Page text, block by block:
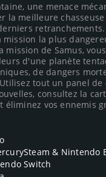
une menace
la meilleure
retranchements.
mission la plus
mission de Samus,
d'une planète
de dangers
tout un panel de
consultez la
éliminez vos ennemis
& Nintendo
Switch